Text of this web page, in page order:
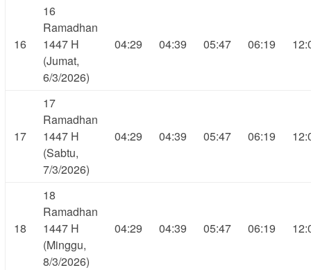
16
16
Ramadhan
1447 H
(Jumat,
6/3/2026)
04:29 04:39 05:47 06:19
17
17
Ramadhan
1447 H
(Sabtu,
7/3/2026)
04:29 04:39 05:47 06:19
18
18
Ramadhan
1447 H
(Minggu,
8/3/2026)
04:29 04:39 05:47 06:19